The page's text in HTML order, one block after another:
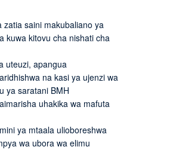
zatia saini makubaliano ya
kuwa kitovu cha nishati cha
uteuzi, apangua
na kasi ya ujenzi wa
ya saratani BMH
uhakika wa mafuta
ya mtaala ulioboreshwa
wa ubora wa elimu